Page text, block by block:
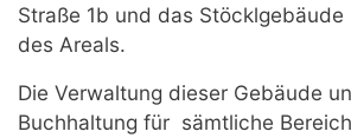
Straße 1b und das Stöcklgebäude
des Areals.
Die Verwaltung dieser Gebäude
Buchhaltung für sämtliche